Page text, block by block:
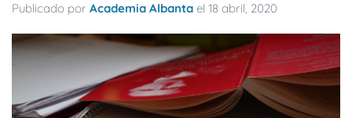
Publicado por Academia Albanta el 18 abril, 2020